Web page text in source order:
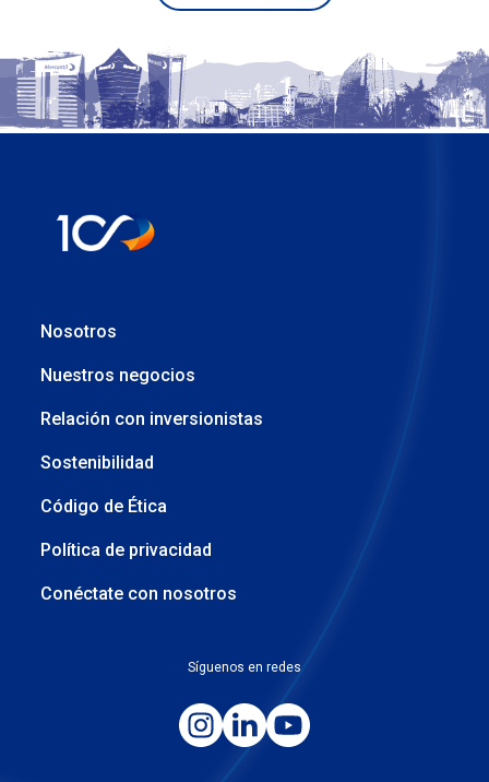
Nosotros
Nuestros negocios
Relación con inversionistas
Sostenibilidad
Código de Ética
Política de privacidad
Conéctate con nosotros
Síguenos en redes